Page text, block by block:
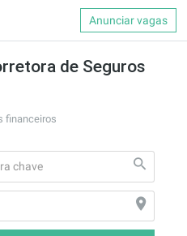
Anunciar vagas
de Seguros
financeiros